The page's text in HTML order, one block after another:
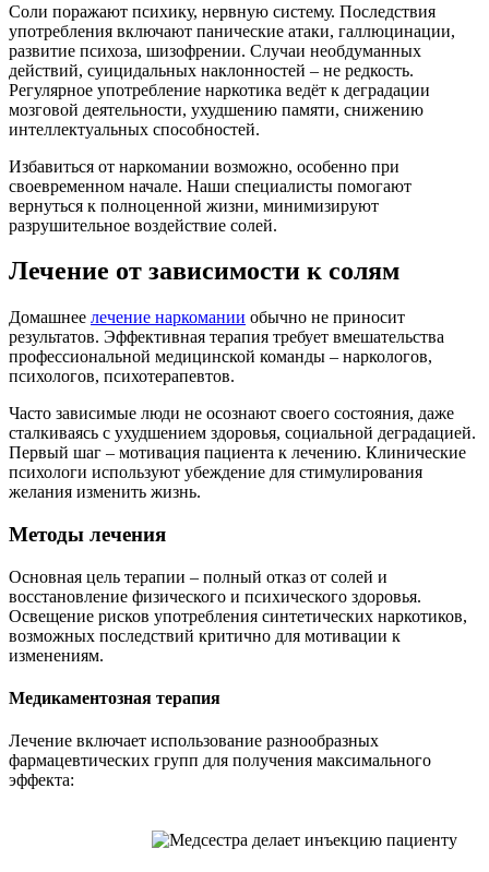
Соли поражают психику, нервную систему. Последствия
употребления включают панические атаки, галлюцинации,
развитие психоза, шизофрении. Случаи необдуманных
действий, суицидальных наклонностей – не редкость.
Регулярное употребление наркотика ведёт к деградации
мозговой деятельности, ухудшению памяти, снижению
интеллектуальных способностей.
Избавиться от наркомании возможно, особенно при
своевременном начале. Наши специалисты помогают
вернуться к полноценной жизни, минимизируют
разрушительное воздействие солей.
Лечение от зависимости к солям
Домашнее лечение наркомании обычно не приносит
результатов. Эффективная терапия требует вмешательства
профессиональной медицинской команды – наркологов,
психологов, психотерапевтов.
Часто зависимые люди не осознают своего состояния, даже
сталкиваясь с ухудшением здоровья, социальной деградацией.
Первый шаг – мотивация пациента к лечению. Клинические
психологи используют убеждение для стимулирования
желания изменить жизнь.
Методы лечения
Основная цель терапии – полный отказ от солей и
восстановление физического и психического здоровья.
Освещение рисков употребления синтетических наркотиков,
возможных последствий критично для мотивации к
изменениям.
Медикаментозная терапия
Лечение включает использование разнообразных
фармацевтических групп для получения максимального
эффекта: